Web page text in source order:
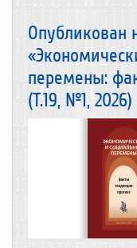
Опубликован
перемены:
(Т.19, №1, 2026)